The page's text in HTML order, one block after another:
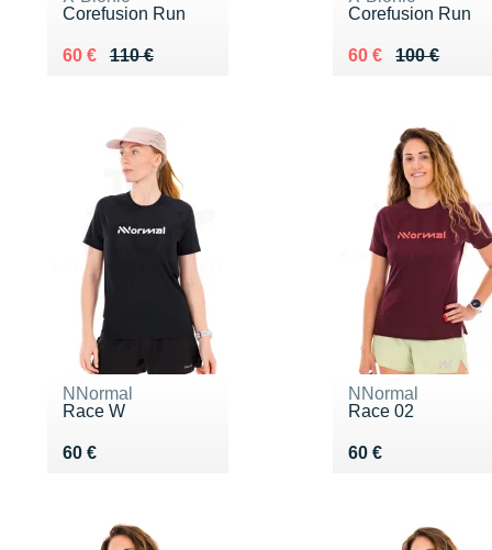
Corefusion Run
110 €
Au lieu de 110 €
60 €
Vendu 60 €
Corefusion Run
100 €
Au lieu de 100 €
60 €
Vendu 60 €
NNormal
Race W
60 €
Vendu 60 €
NNormal
Race 02
60 €
Vendu 60 €